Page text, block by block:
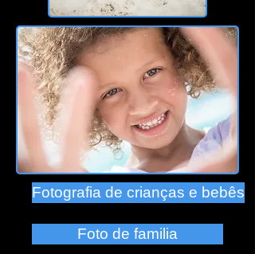
Fotografia de crianças e bebês
Foto de familia